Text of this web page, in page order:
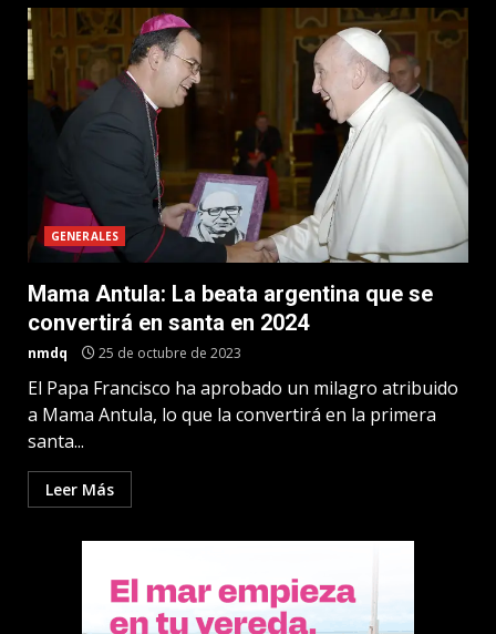
GENERALES
Mama Antula: La beata argentina que se
convertirá en santa en 2024
nmdq 25 de octubre de 2023
El Papa Francisco ha aprobado un milagro atribuido
a Mama Antula, lo que la convertirá en la primera
santa...
Leer Más